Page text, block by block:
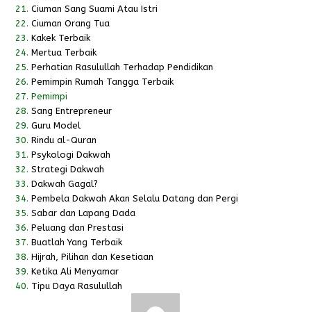
21. Ciuman Sang Suami Atau Istri
22. Ciuman Orang Tua
23. Kakek Terbaik
24. Mertua Terbaik
25. Perhatian Rasulullah Terhadap Pendidikan
26. Pemimpin Rumah Tangga Terbaik
27. Pemimpi
28. Sang Entrepreneur
29. Guru Model
30. Rindu al-Quran
31. Psykologi Dakwah
32. Strategi Dakwah
33. Dakwah Gagal?
34. Pembela Dakwah Akan Selalu Datang dan Pergi
35. Sabar dan Lapang Dada
36. Peluang dan Prestasi
37. Buatlah Yang Terbaik
38. Hijrah, Pilihan dan Kesetiaan
39. Ketika Ali Menyamar
40. Tipu Daya Rasulullah